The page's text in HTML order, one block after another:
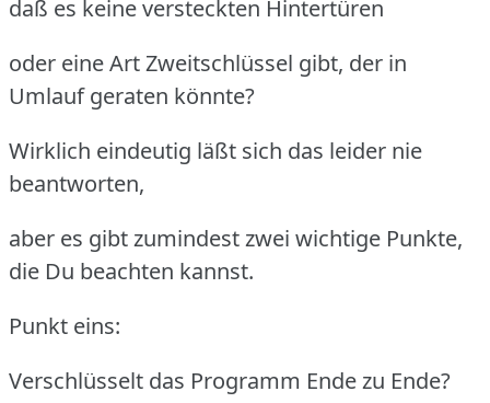
daß es keine versteckten Hintertüren
oder eine Art Zweitschlüssel gibt, der in
Umlauf geraten könnte?
Wirklich eindeutig läßt sich das leider nie
beantworten,
aber es gibt zumindest zwei wichtige Punkte,
die Du beachten kannst.
Punkt eins:
Verschlüsselt das Programm Ende zu Ende?